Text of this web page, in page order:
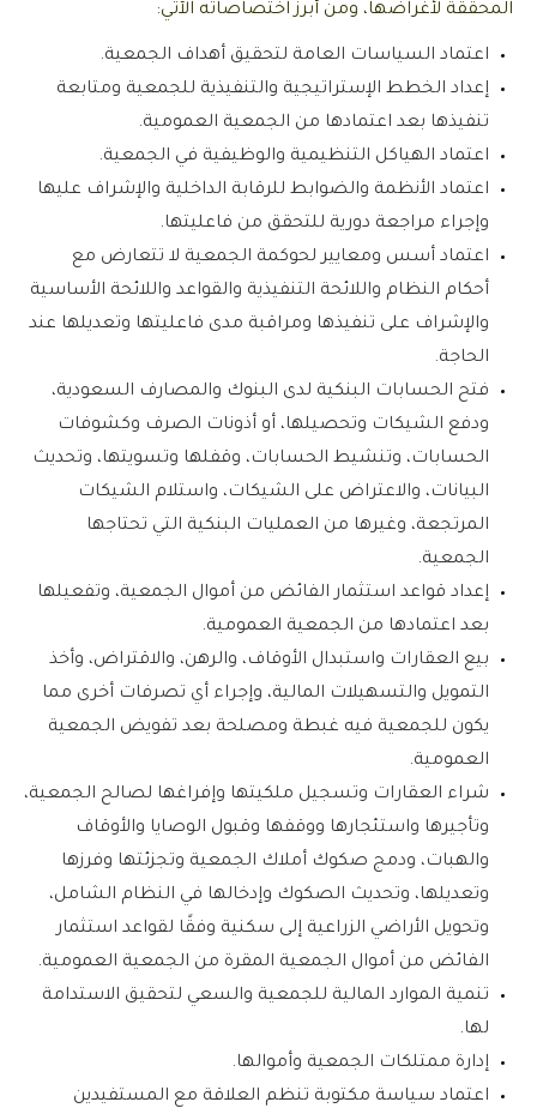
المحققة لأغراضها، ومن أبرز اختصاصاته الآتي:
اعتماد السياسات العامة لتحقيق أهداف الجمعية.
إعداد الخطط الإستراتيجية والتنفيذية للجمعية ومتابعة
تنفيذها بعد اعتمادها من الجمعية العمومية.‌
اعتماد الهياكل التنظيمية والوظيفية في الجمعية.
اعتماد الأنظمة والضوابط للرقابة الداخلية والإشراف عليها
وإجراء مراجعة دورية للتحقق من فاعليتها.
اعتماد أسس ومعايير لحوكمة الجمعية لا تتعارض مع
أحكام النظام واللائحة التنفيذية والقواعد واللائحة الأساسية
والإشراف على تنفيذها ومراقبة مدى فاعليتها وتعديلها عند
الحاجة.
فتح الحسابات البنكية لدى البنوك والمصارف السعودية،
ودفع الشيكات وتحصيلها، أو أذونات الصرف وكشوفات
الحسابات، وتنشيط الحسابات، وقفلها وتسويتها، وتحديث
البيانات، والاعتراض على الشيكات، واستلام الشيكات
المرتجعة، وغيرها من العمليات البنكية التي تحتاجها
الجمعية.
‌إعداد قواعد استثمار الفائض من أموال الجمعية، وتفعيلها
بعد اعتمادها من الجمعية العمومية.
بيع العقارات واستبدال الأوقاف، والرهن، والاقتراض، وأخذ
التمويل والتسهيلات المالية، وإجراء أي تصرفات أخرى مما
يكون للجمعية فيه غبطة ومصلحة بعد تفويض الجمعية
العمومية.
شراء العقارات وتسجيل ملكيتها وإفراغها لصالح الجمعية،
وتأجيرها واستئجارها ووقفها وقبول الوصايا والأوقاف
والهبات، ودمج صكوك أملاك الجمعية وتجزئتها وفرزها
وتعديلها، وتحديث الصكوك وإدخالها في النظام الشامل،
وتحويل الأراضي الزراعية إلى سكنية وفقًا لقواعد استثمار
الفائض من أموال الجمعية المقرة من الجمعية العمومية.
تنمية الموارد المالية للجمعية والسعي لتحقيق الاستدامة
لها.
‌إدارة ممتلكات الجمعية وأموالها.
‌اعتماد سياسة مكتوبة تنظم العلاقة مع المستفيدين